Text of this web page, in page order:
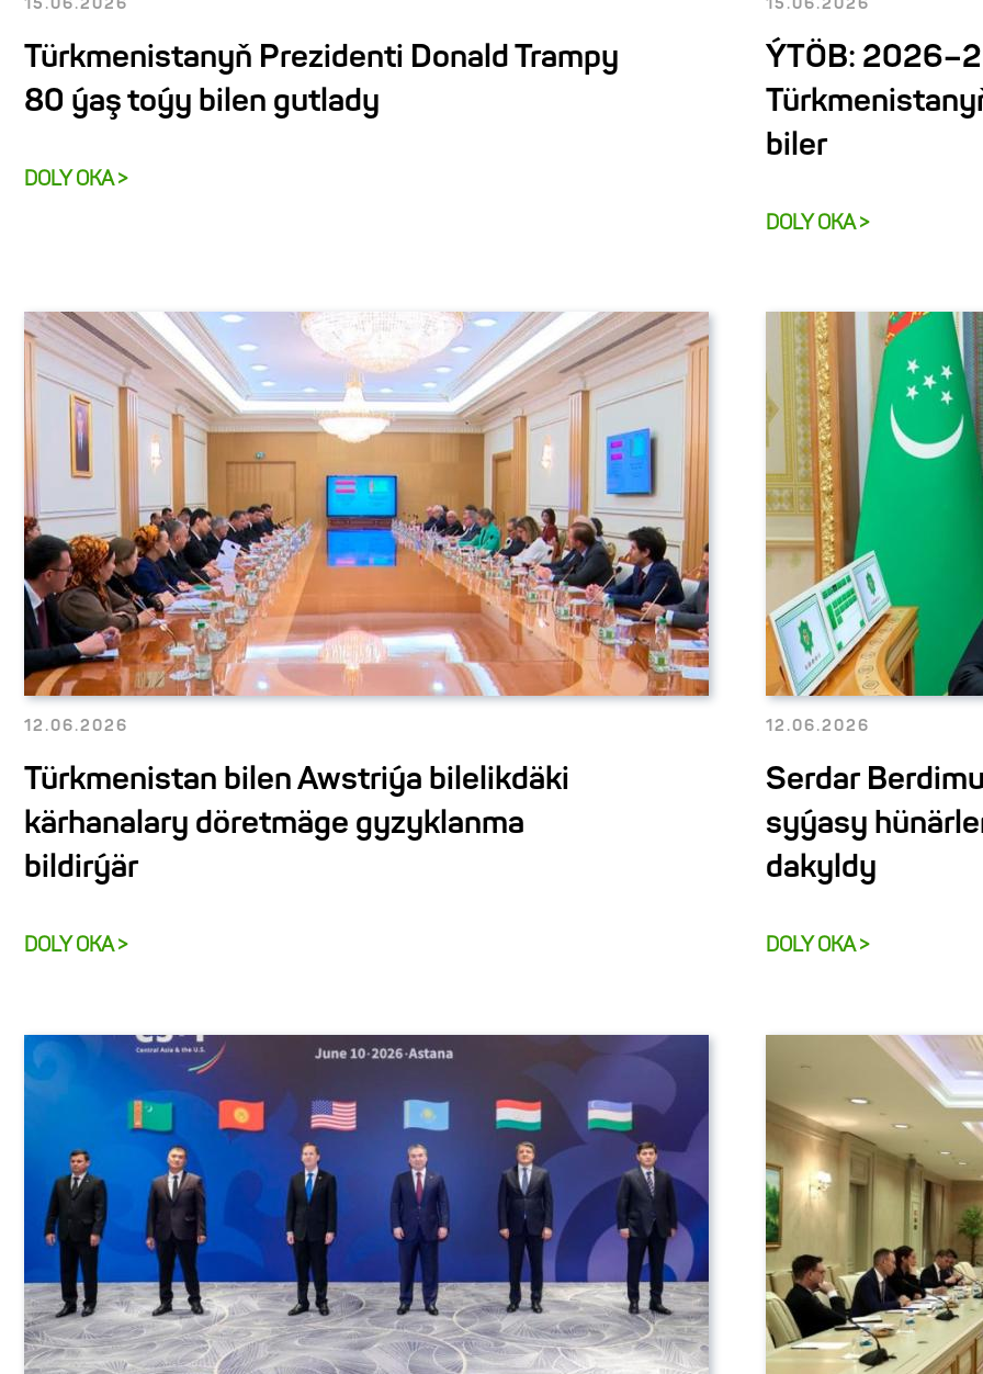
15.06.2026
Türkmenistanyň Prezidenti Donald Trampy
80 ýaş toýy bilen gutlady
DOLY OKA >
15.06.2026
ÝTÖB:
biler
DOLY OKA >
12.06.2026
Türkmenistan bilen Awstriýa bilelikdäki
kärhanalary döretmäge gyzyklanma
bildirýär
DOLY OKA >
12.06.2026
Serdar
syýasy
dakyldy
DOLY OKA >